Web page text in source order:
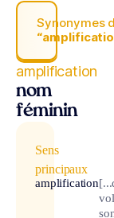
Synonymes
amplification
nom
féminin
Sens
principaux
amplification